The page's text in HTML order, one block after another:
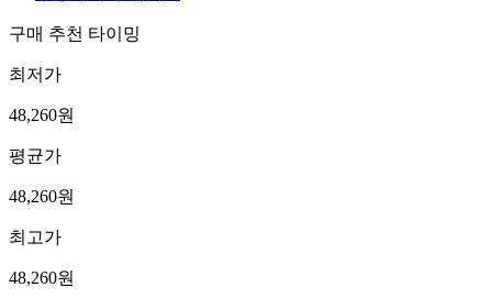
구매 추천 타이밍
최저가
48,260원
평균가
48,260원
최고가
48,260원